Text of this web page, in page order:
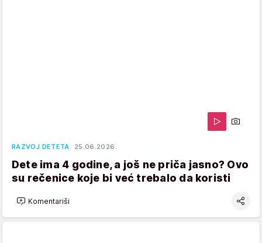
RAZVOJ DETETA 25.06.2026.
Dete ima 4 godine, a još ne priča jasno? Ovo
su rečenice koje bi već trebalo da koristi
Komentariši